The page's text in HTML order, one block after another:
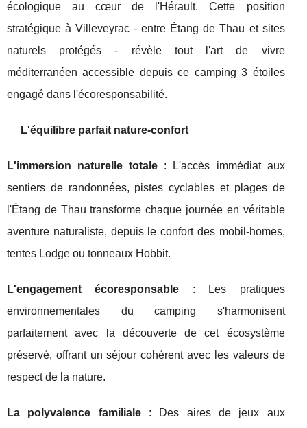
écologique au cœur de l'Hérault. Cette position
stratégique à Villeveyrac - entre Étang de Thau et sites
naturels protégés - révèle tout l'art de vivre
méditerranéen accessible depuis ce camping 3 étoiles
engagé dans l'écoresponsabilité.
L'équilibre parfait nature-confort
L'immersion naturelle totale : L'accès immédiat aux
sentiers de randonnées, pistes cyclables et plages de
l'Étang de Thau transforme chaque journée en véritable
aventure naturaliste, depuis le confort des mobil-homes,
tentes Lodge ou tonneaux Hobbit.
L'engagement écoresponsable : Les pratiques
environnementales du camping s'harmonisent
parfaitement avec la découverte de cet écosystème
préservé, offrant un séjour cohérent avec les valeurs de
respect de la nature.
La polyvalence familiale: Des aires de jeux aux